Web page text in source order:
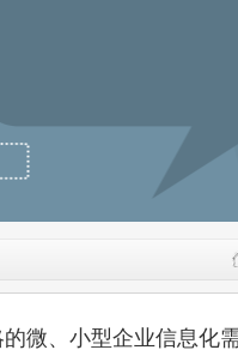
微、小型企业信息化